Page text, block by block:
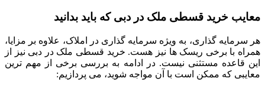
معایب خرید قسطی ملک در دبی که باید بدانید
هر سرمایه گذاری، به ویژه سرمایه گذاری در املاک، علاوه بر مزایا،
همراه با برخی ریسک ها نیز هست. خرید قسطی ملک در دبی نیز از
این قاعده مستثنی نیست. در ادامه به بررسی برخی از مهم ترین
معایبی که ممکن است با آن مواجه شوید، می پردازیم: